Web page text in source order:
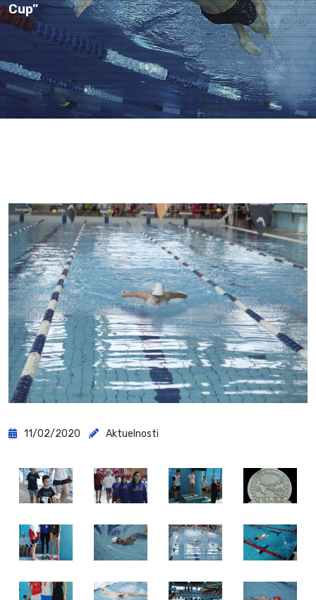
Cup”
11/02/2020 Aktuelnosti